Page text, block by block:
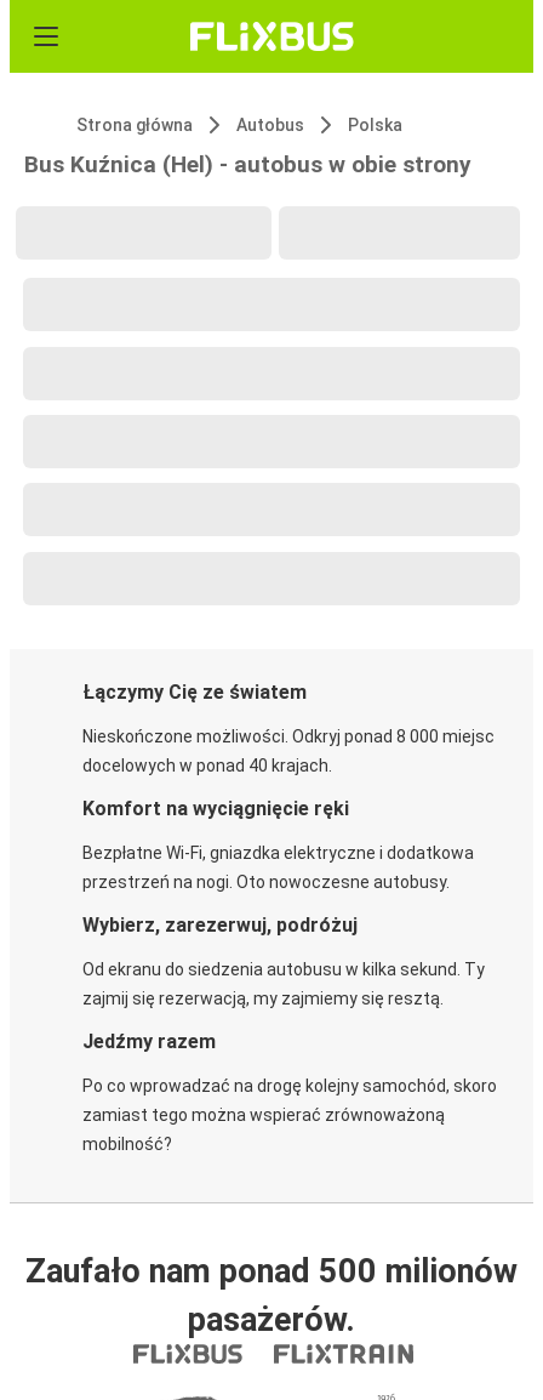
Strona główna Autobus Polska
Bus Kuźnica (Hel) - autobus w obie strony
Łączymy Cię ze światem
Nieskończone możliwości. Odkryj ponad 8 000 miejsc
docelowych w ponad 40 krajach.
Komfort na wyciągnięcie ręki
Bezpłatne Wi-Fi, gniazdka elektryczne i dodatkowa
przestrzeń na nogi. Oto nowoczesne autobusy.
Wybierz, zarezerwuj, podróżuj
Od ekranu do siedzenia autobusu w kilka sekund. Ty
zajmij się rezerwacją, my zajmiemy się resztą.
Jedźmy razem
Po co wprowadzać na drogę kolejny samochód, skoro
zamiast tego można wspierać zrównoważoną
mobilność?
Zaufało nam ponad 500 milionów
pasażerów.